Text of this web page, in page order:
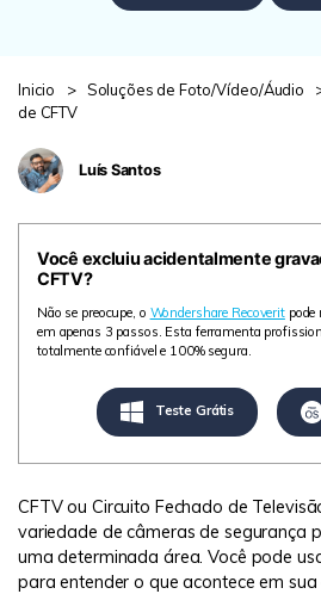
Outros Produtos
Repairit - Reparar Dados
UBackit - Backup de Dados
ENCONTRAR MAIS
Teste Online
Inicio > Soluções de Foto/Vídeo/Áudio
de CFTV
Luís Santos
Você excluiu acidentalmente
CFTV?
Não se preocupe, o Wondershare Recoveritpode
em apenas 3 passos. Esta ferramenta
totalmente confiável e 100% segura.
Teste Grátis
CFTV ou Circuito Fechado de
variedade de câmeras de segurança
uma determinada área. Você pode
para entender o que acontece em